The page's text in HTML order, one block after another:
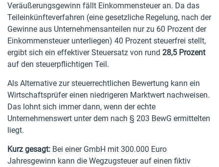
Veräußerungsgewinn fällt Einkommensteuer an. Da das
Teileinkünfteverfahren (eine gesetzliche Regelung, nach der
Gewinne aus Unternehmensanteilen nur zu 60 Prozent der
Einkommensteuer unterliegen) 40 Prozent steuerfrei stellt,
ergibt sich ein effektiver Steuersatz von rund 28,5 Prozent
auf den steuerpflichtigen Teil.
Als Alternative zur steuerrechtlichen Bewertung kann ein
Wirtschaftsprüfer einen niedrigeren Marktwert nachweisen.
Das lohnt sich immer dann, wenn der echte
Unternehmenswert unter dem nach § 203 BewG ermittelten
liegt.
Kurz gesagt: Bei einer GmbH mit 300.000 Euro
Jahresgewinn kann die Wegzugsteuer auf einen fiktiv